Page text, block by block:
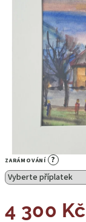
ZARÁMOVÁNÍ ?
4 300 Kč